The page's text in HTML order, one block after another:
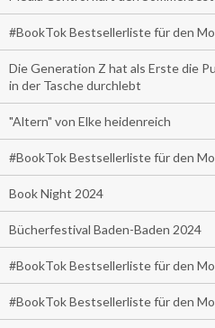
#BookTok Bestsellerliste für den
Die Generation Z hat als Erste die
in der Tasche durchlebt
"Altern" von Elke heidenreich
#BookTok Bestsellerliste für den
Book Night 2024
Bücherfestival Baden-Baden 2024
#BookTok Bestsellerliste für den
#BookTok Bestsellerliste für den